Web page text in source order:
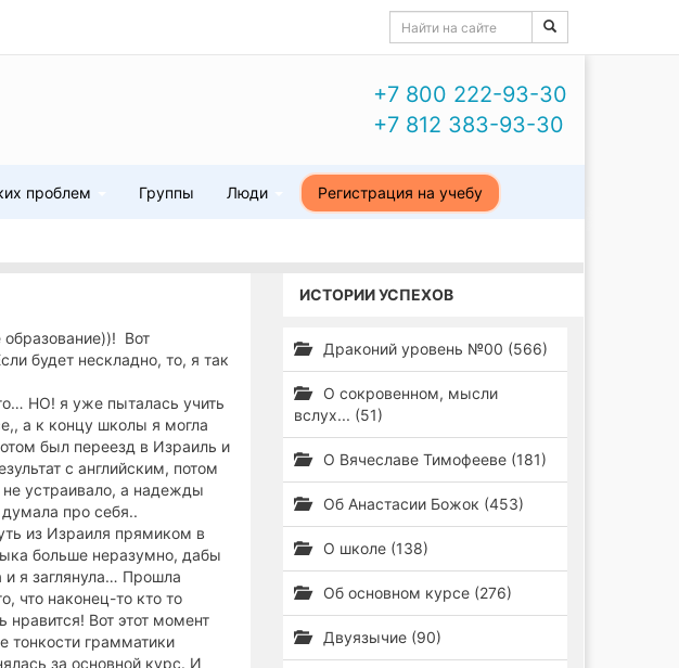
+7 800 222-93-30
+7 812 383-93-30
проблем Группы Люди Регистрация на учебу
Вот
будет нескладно, то, я так
НО! я уже пыталась учить
а к концу школы я могла
был переезд в Израиль и
с английским, потом
не устраивало, а надежды
про себя..
из Израиля прямиком в
больше неразумно, дабы
я заглянула… Прошла
что наконец-то кто то
нравится! Вот этот момент
тонкости грамматики
за основной курс. И
ИСТОРИИ УСПЕХОВ
Драконий уровень №00 (566)
О сокровенном, мысли
вслух... (51)
О Вячеславе Тимофееве (181)
Об Анастасии Божок (453)
О школе (138)
Об основном курсе (276)
Двуязычие (90)